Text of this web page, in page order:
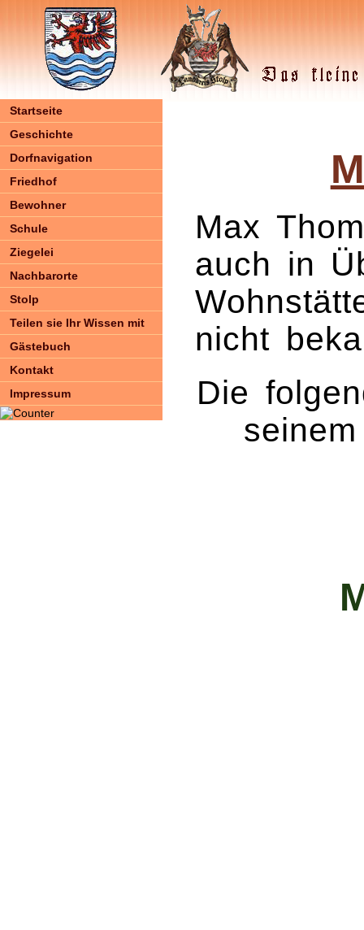
Startseite
Geschichte
Dorfnavigation
Friedhof
Bewohner
Schule
Ziegelei
Nachbarorte
Stolp
Teilen sie Ihr Wissen mit
Gästebuch
Kontakt
Impressum
Max
auch in
nicht
Die